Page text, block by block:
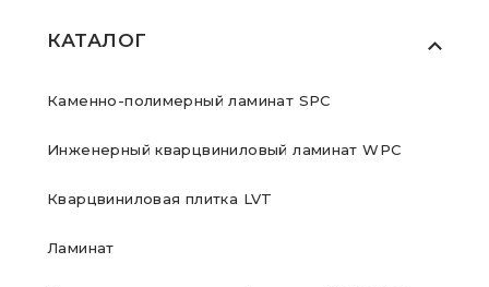
КАТАЛОГ
Каменно-полимерный ламинат SPC
Инженерный кварцвиниловый ламинат WPC
Кварцвиниловая плитка LVT
Ламинат